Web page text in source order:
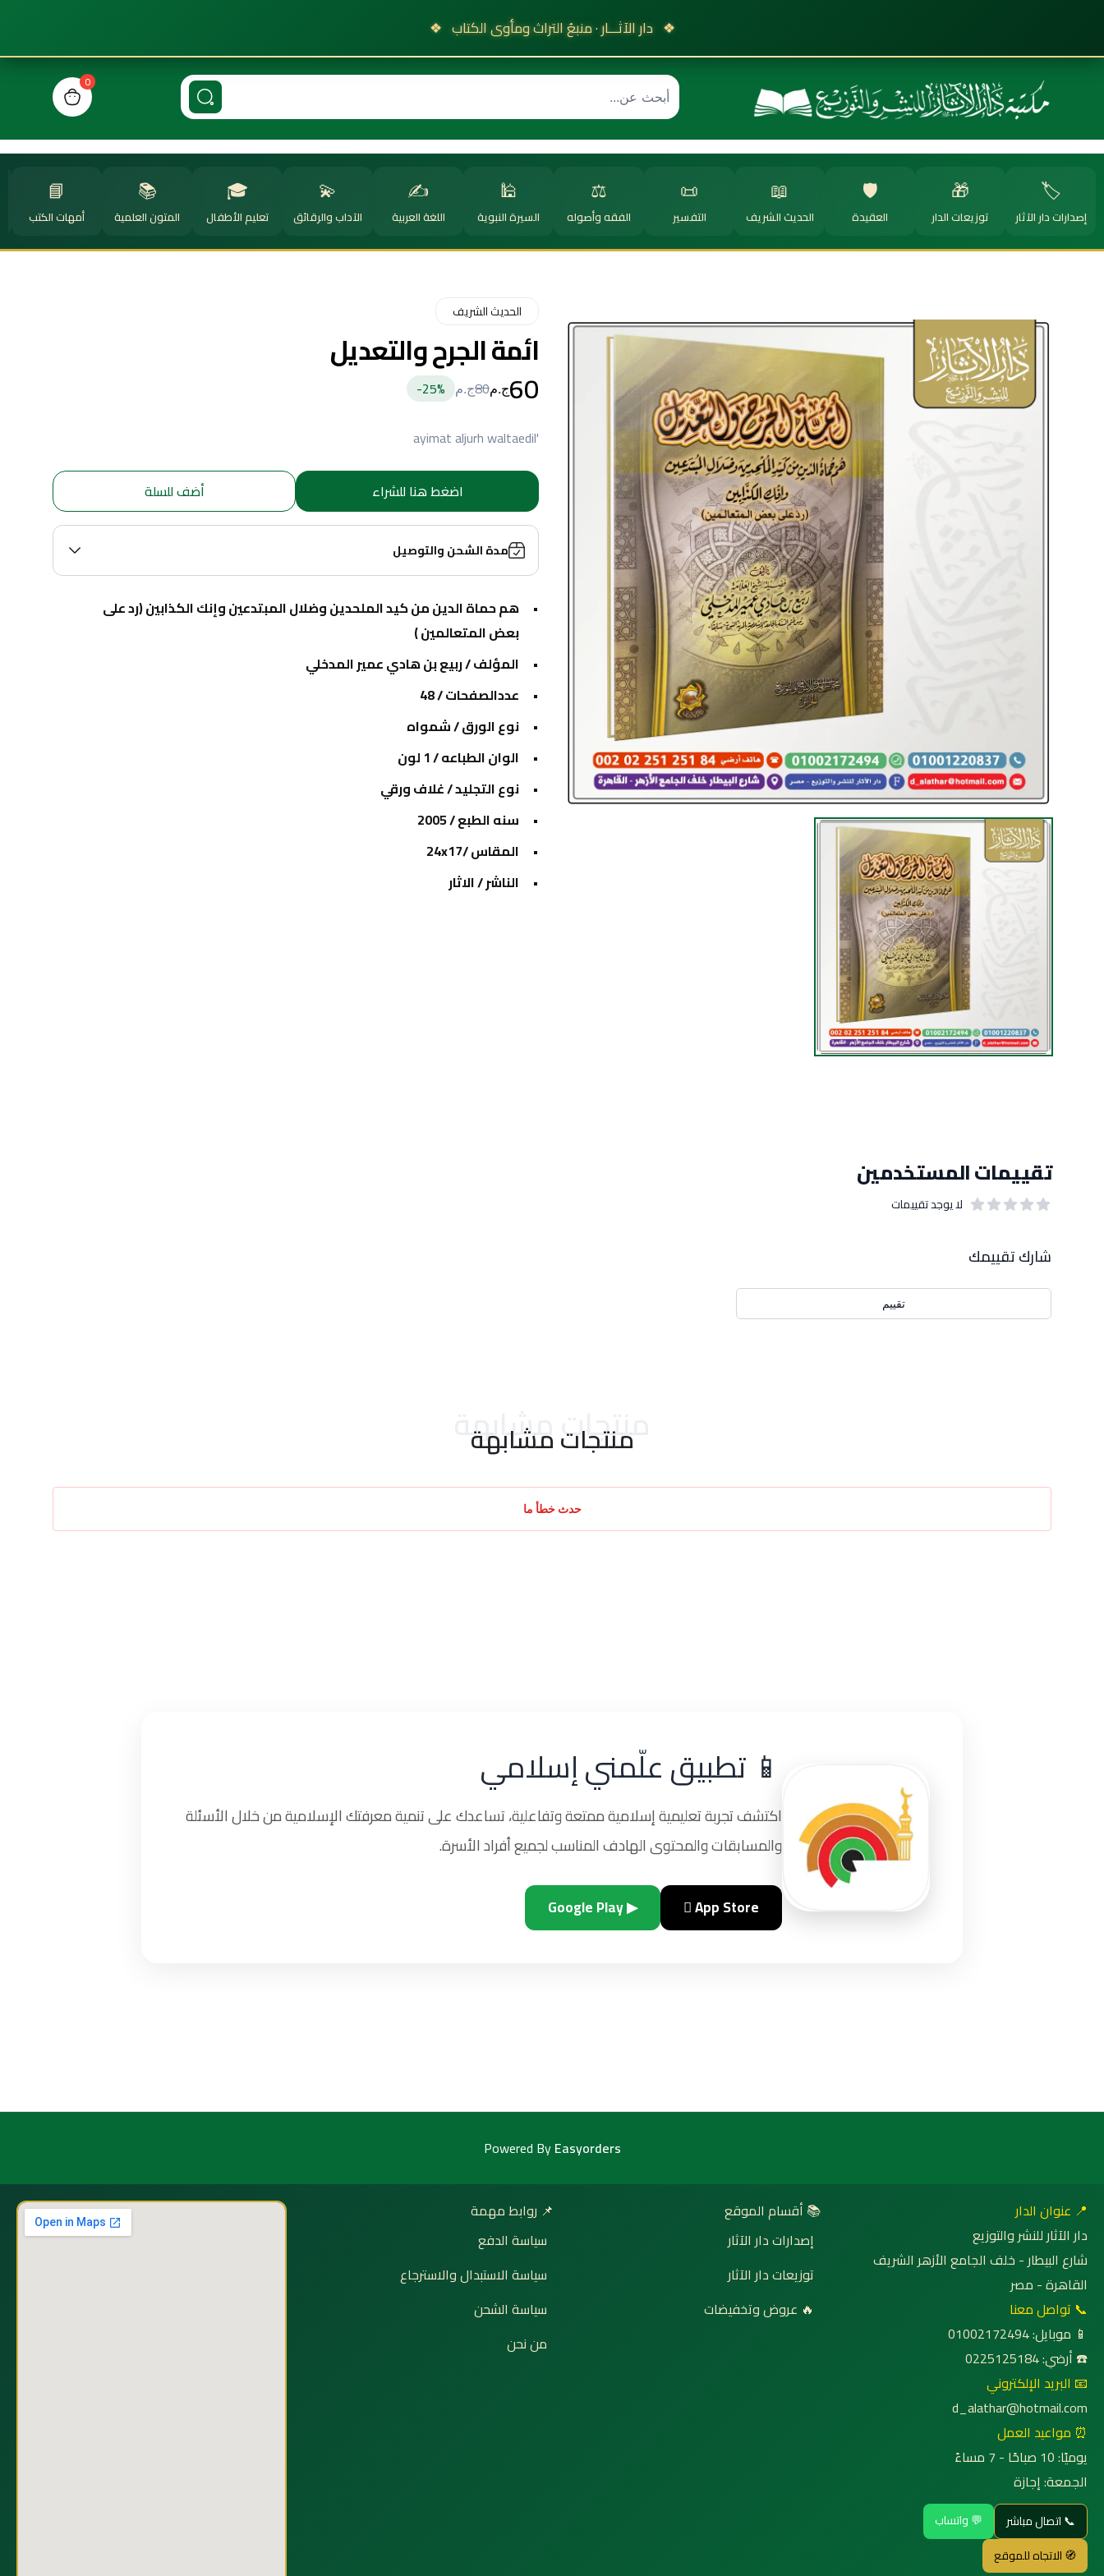
❖ دار الآثـــار · منبعُ التراث ومأوى الكتاب ❖
0
view bag
🏷️
إصدارات دار الآثار
🎁
توزيعات الدار
🛡️
العقيدة
📖
الحديث الشريف
📜
التفسير
⚖️
الفقه وأصوله
🕌
السيرة النبوية
✍️
اللغة العربية
💫
الآداب والرقائق
🎓
تعليم الأطفال
📚
المتون العلمية
📘
أمهات الكتب
الحديث الشريف
ائمة الجرح والتعديل
60ج.م80ج.م 25%-
'ayimat aljurh waltaedil
اضغط هنا للشراء أضف للسلة
مدة الشحن والتوصيل
بعض المتعالمين )
المؤلف / ربيع بن هادي عمير المدخلي
عددالصفحات / 48
نوع الورق / شمواه
الوان الطباعه / 1 لون
نوع التجليد / غلاف ورقي
سنه الطبع / 2005
المقاس /24x17
الناشر / الاثار
تقييمات المستخدمين
لا يوجد تقييمات
شارك تقييمك
تقييم
منتجات مشابهة
منتجات مشابهة
حدث خطأ ما
📱 تطبيق علّمني إسلامي
اكتشف تجربة تعليمية إسلامية ممتعة وتفاعلية، تساعدك على تنمية معرفتك الإسلامية من خلال الأسئلة
والمسابقات والمحتوى الهادف المناسب لجميع أفراد الأسرة.
 App Store
▶ Google Play
Powered ByEasyorders
📍 عنوان الدار
دار الآثار للنشر والتوزيع
شارع البيطار - خلف الجامع الأزهر الشريف
القاهرة - مصر
📞 تواصل معنا
📱 موبايل: 01002172494
☎️ أرضي: 0225125184
📧 البريد الإلكتروني
d_alathar@hotmail.com
⏰ مواعيد العمل
يوميًا: 10 صباحًا - 7 مساءً
الجمعة: إجازة
📞 اتصال مباشر
💬 واتساب
🧭 الاتجاه للموقع
📚 أقسام الموقع
إصدارات دار الآثار
توزيعات دار الآثار
🔥 عروض وتخفيضات
📌 روابط مهمة
سياسة الدفع
سياسة الاستبدال والاسترجاع
سياسة الشحن
من نحن